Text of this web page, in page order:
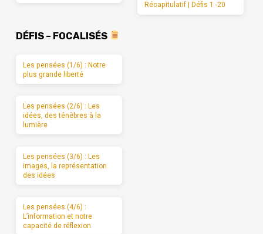
Récapitulatif | Défis 1 -20
DÉFIS – FOCALISÉS
Les pensées (1/6) : Notre
plus grande liberté
Les pensées (2/6) : Les
idées, des ténèbres à la
lumière
Les pensées (3/6) : Les
images, la représentation
des idées
Les pensées (4/6) :
L’information et notre
capacité de réflexion